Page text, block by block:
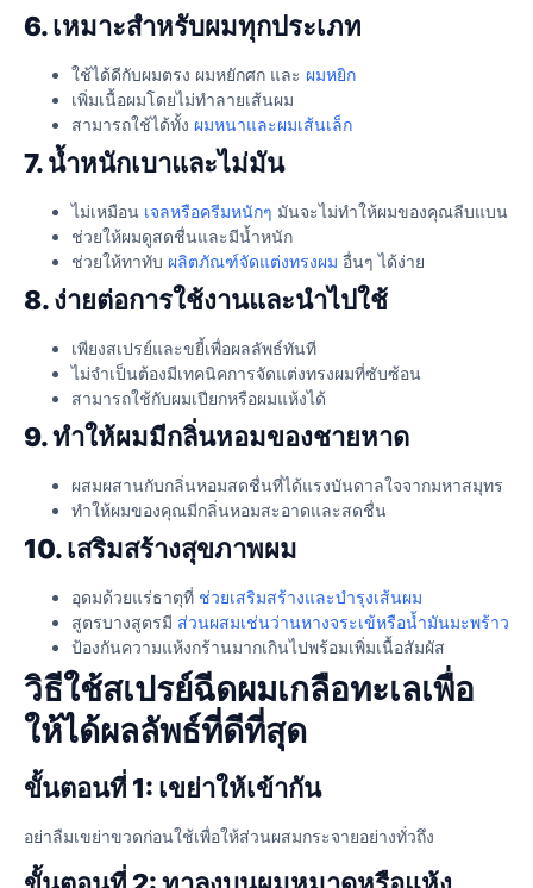
6. เหมาะสำหรับผมทุกประเภท
ใช้ได้ดีกับผมตรง ผมหยักศก และ ผมหยิก
เพิ่มเนื้อผมโดยไม่ทำลายเส้นผม
สามารถใช้ได้ทั้ง ผมหนาและผมเส้นเล็ก
7. น้ำหนักเบาและไม่มัน
ไม่เหมือน เจลหรือครีมหนักๆ มันจะไม่ทำให้ผมของคุณลีบแบน
ช่วยให้ผมดูสดชื่นและมีน้ำหนัก
ช่วยให้ทาทับ ผลิตภัณฑ์จัดแต่งทรงผม อื่นๆ ได้ง่าย
8. ง่ายต่อการใช้งานและนำไปใช้
เพียงสเปรย์และขยี้เพื่อผลลัพธ์ทันที
ไม่จำเป็นต้องมีเทคนิคการจัดแต่งทรงผมที่ซับซ้อน
สามารถใช้กับผมเปียกหรือผมแห้งได้
9. ทำให้ผมมีกลิ่นหอมของชายหาด
ผสมผสานกับกลิ่นหอมสดชื่นที่ได้แรงบันดาลใจจากมหาสมุทร
ทำให้ผมของคุณมีกลิ่นหอมสะอาดและสดชื่น
10. เสริมสร้างสุขภาพผม
อุดมด้วยแร่ธาตุที่ ช่วยเสริมสร้างและบำรุงเส้นผม
สูตรบางสูตรมี ส่วนผสมเช่นว่านหางจระเข้หรือน้ำมันมะพร้าว
ป้องกันความแห้งกร้านมากเกินไปพร้อมเพิ่มเนื้อสัมผัส
วิธีใช้สเปรย์ฉีดผมเกลือทะเลเพื่อ
ให้ได้ผลลัพธ์ที่ดีที่สุด
ขั้นตอนที่ 1: เขย่าให้เข้ากัน
อย่าลืมเขย่าขวดก่อนใช้เพื่อให้ส่วนผสมกระจายอย่างทั่วถึง